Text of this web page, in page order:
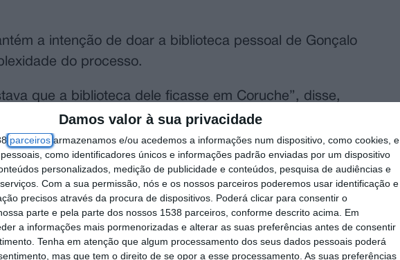
Damos valor à sua privacidade
parceirosarmazenamos e/ou acedemos a informações num dispositivo, como cookies, e
como identificadores únicos e informações padrão enviadas por um dispositivo
personalizados, medição de publicidade e conteúdos, pesquisa de audiências e
Com a sua permissão, nós e os nossos parceiros poderemos usar identificação e
precisos através da procura de dispositivos. Poderá clicar para consentir o
parte e pela parte dos nossos 1538 parceiros, conforme descrito acima. Em
a informações mais pormenorizadas e alterar as suas preferências antes de consentir
Tenha em atenção que algum processamento dos seus dados pessoais poderá
mas que tem o direito de se opor a esse processamento. As suas preferências
a intenção de doar a biblioteca pessoal de Gonçalo
do processo.
que a biblioteca dele ficasse em Coruche”, disse,
muito antigos”, que poderiam “enriquecer a vila de
entre a família, a Câmara Municipal de Coruche e a
que permita acolher o espólio, preferencialmente no centro
Coruche, Nuno Azevedo, sublinhou o simbolismo da